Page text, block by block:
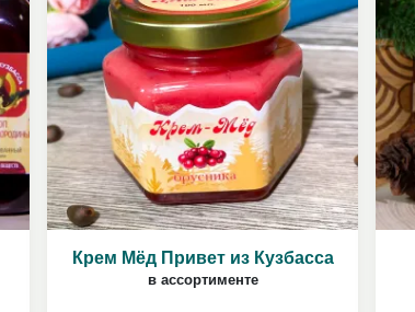
Крем Мёд Привет из Кузбасса
в ассортименте